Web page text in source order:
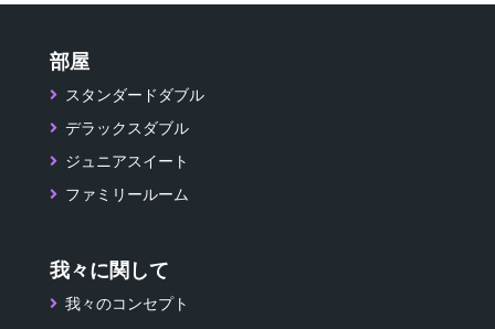
部屋
スタンダードダブル
デラックスダブル
ジュニアスイート
ファミリールーム
我々に関して
我々のコンセプト